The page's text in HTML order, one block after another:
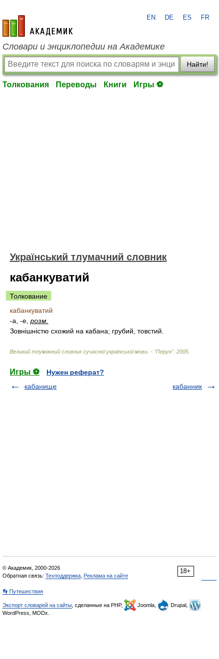
academic.ru
EN DE ES FR
Словари и энциклопедии на Академике
Найти!
Толкования Переводы Книги Игры ⚽
Український тлумачний словник
кабанкуватий
Толкование
кабанкуватий
-а, -е, розм.
Зовнішністю схожий на кабана; грубий, товстий.
Великий тлумачний словник сучасної української мови. - "Перун". 2005
Игры ⚽
Нужен реферат?
кабанище
кабанник
18+
© Академик, 2000-2026
Обратная связь: Техподдержка Реклама на сайте
👣 Путешествия
Экспорт словарей на сайты , сделанные на PHP, Joomla,
Drupal,
WordPress, MODx.